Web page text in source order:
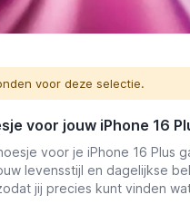
voor deze selectie.
voor jouw iPhone 16
voor je iPhone 16 Plus
levensstijl en dagelijkse
jij precies kunt vinden